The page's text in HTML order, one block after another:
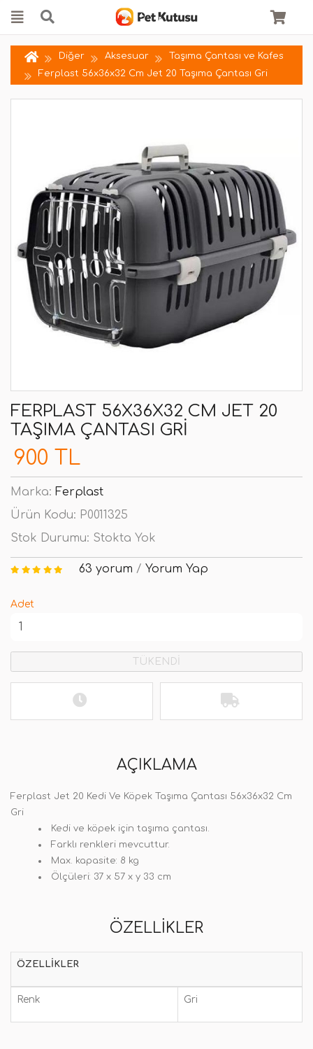
Diğer Aksesuar
Taşıma Çantası ve Kafes
Ferplast 56x36x32 Cm Jet 20 Taşıma Çantası Gri
FERPLAST 56X36X32 CM JET 20
TAŞIMA ÇANTASI GRI
900 TL
Marka: Ferplast
Ürün Kodu: P0011325
Stok Durumu: Stokta Yok
63 yorum / Yorum Yap
Adet
TÜKENDİ
AÇIKLAMA
Ferplast Jet 20 Kedi Ve Köpek Taşıma Çantası 56x36x32 Cm
Gri
Kedi ve köpek için taşıma çantası.
Farklı renkleri mevcuttur.
Max. kapasite: 8 kg
Ölçüleri: 37 x 57 x y 33 cm
ÖZELLIKLER
ÖZELLIKLER
Renk Gri